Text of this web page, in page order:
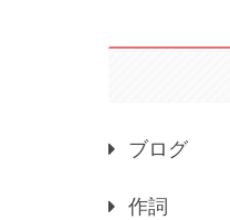
ブログ
作詞